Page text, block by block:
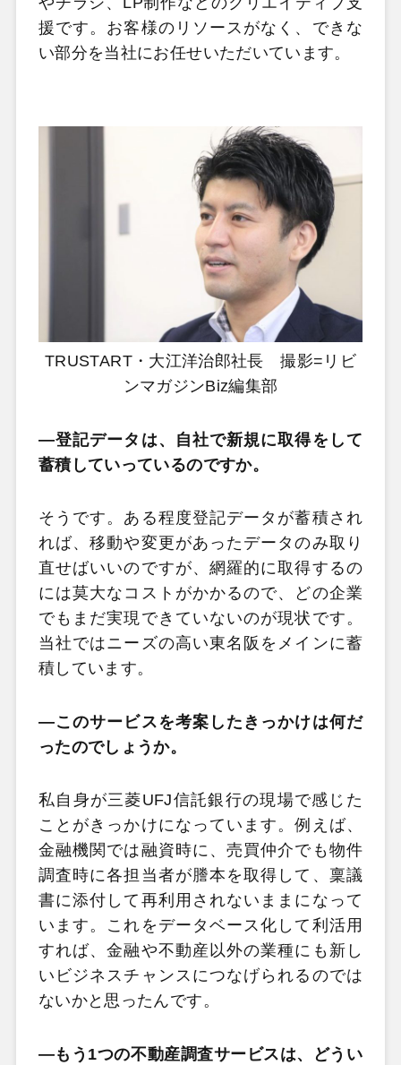
援です。お客様のリソースがなく、できな
い部分を当社にお任せいただいています。
TRUSTART・大江洋治郎社長 撮影=リビ
ンマガジンBiz編集部
―登記データは、自社で新規に取得をして
蓄積していっているのですか。
そうです。ある程度登記データが蓄積され
れば、移動や変更があったデータのみ取り
直せばいいのですが、網羅的に取得するの
には莫大なコストがかかるので、どの企業
でもまだ実現できていないのが現状です。
当社ではニーズの高い東名阪をメインに蓄
積しています。
―このサービスを考案したきっかけは何だ
ったのでしょうか。
私自身が三菱UFJ信託銀行の現場で感じた
ことがきっかけになっています。例えば、
金融機関では融資時に、売買仲介でも物件
調査時に各担当者が謄本を取得して、稟議
書に添付して再利用されないままになって
います。これをデータベース化して利活用
すれば、金融や不動産以外の業種にも新し
いビジネスチャンスにつなげられるのでは
ないかと思ったんです。
―もう1つの不動産調査サービスは、どうい